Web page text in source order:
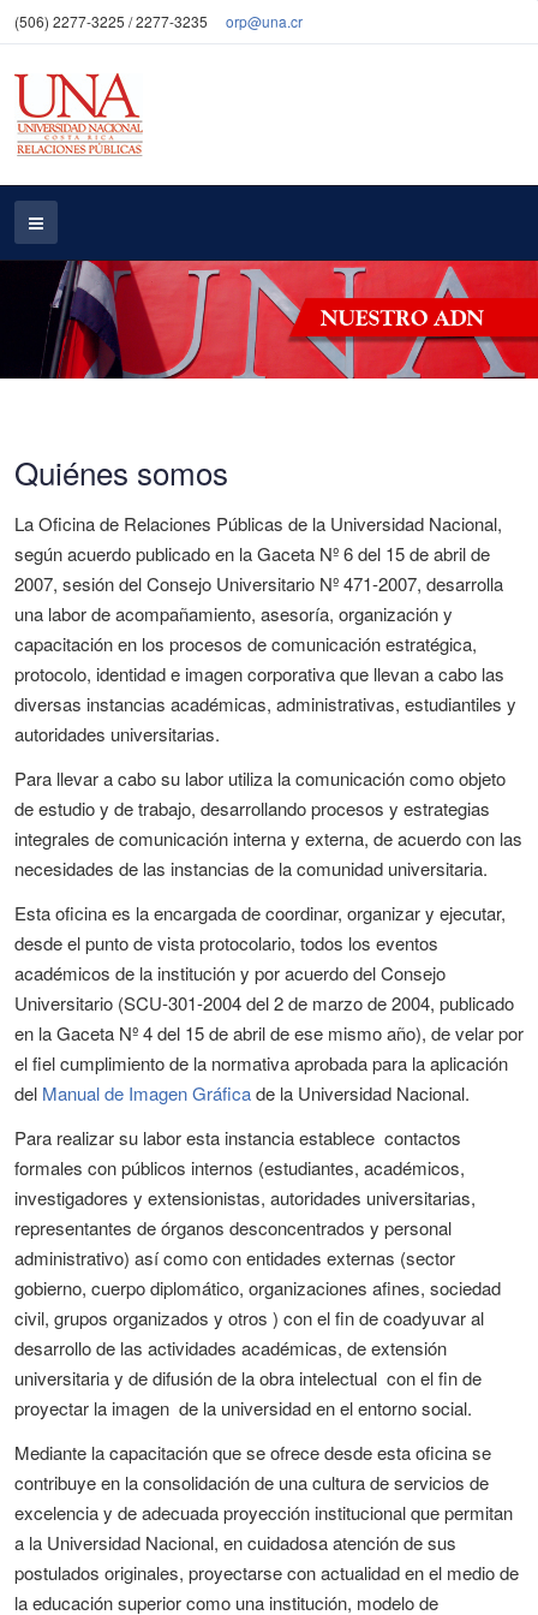
(506) 2277-3225 / 2277-3235 orp@una.cr
Quiénes somos
La Oficina de Relaciones Públicas de la Universidad Nacional,
según acuerdo publicado en la Gaceta Nº 6 del 15 de abril de
2007, sesión del Consejo Universitario Nº 471-2007, desarrolla
una labor de acompañamiento, asesoría, organización y
capacitación en los procesos de comunicación estratégica,
protocolo, identidad e imagen corporativa que llevan a cabo las
diversas instancias académicas, administrativas, estudiantiles y
autoridades universitarias.
Para llevar a cabo su labor utiliza la comunicación como objeto
de estudio y de trabajo, desarrollando procesos y estrategias
integrales de comunicación interna y externa, de acuerdo con las
necesidades de las instancias de la comunidad universitaria.
Esta oficina es la encargada de coordinar, organizar y ejecutar,
desde el punto de vista protocolario, todos los eventos
académicos de la institución y por acuerdo del Consejo
Universitario (SCU-301-2004 del 2 de marzo de 2004, publicado
en la Gaceta Nº 4 del 15 de abril de ese mismo año), de velar por
el fiel cumplimiento de la normativa aprobada para la aplicación
del Manual de Imagen Gráficade la Universidad Nacional.
Para realizar su labor esta instancia establece contactos
formales con públicos internos (estudiantes, académicos,
investigadores y extensionistas, autoridades universitarias,
representantes de órganos desconcentrados y personal
administrativo) así como con entidades externas (sector
gobierno, cuerpo diplomático, organizaciones afines, sociedad
civil, grupos organizados y otros ) con el fin de coadyuvar al
desarrollo de las actividades académicas, de extensión
universitaria y de difusión de la obra intelectual con el fin de
proyectar la imagen de la universidad en el entorno social.
Mediante la capacitación que se ofrece desde esta oficina se
contribuye en la consolidación de una cultura de servicios de
excelencia y de adecuada proyección institucional que permitan
a la Universidad Nacional, en cuidadosa atención de sus
postulados originales, proyectarse con actualidad en el medio de
la educación superior como una institución, modelo de